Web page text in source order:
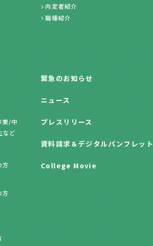
内定者紹介
職種紹介
業/中
など
方
方
緊急のお知らせ
ニュース
プレスリリース
資料請求 ＆デジタルパンフレット
College Movie